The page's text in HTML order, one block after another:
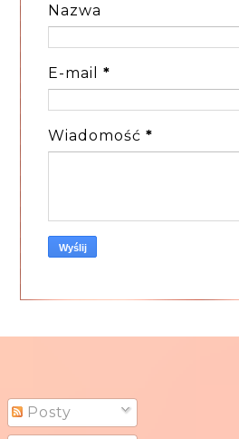
Nazwa
E-mail*
Wiadomość*
Posty